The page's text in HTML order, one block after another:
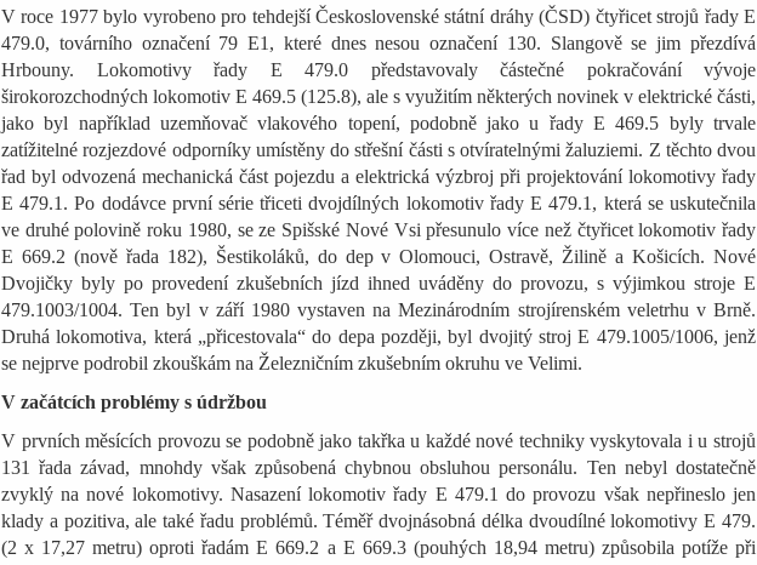
V roce 1977 bylo vyrobeno pro tehdejší Československé státní dráhy (ČSD) čtyřicet strojů řady E
479.0, továrního označení 79 E1, které dnes nesou označení 130. Slangově se jim přezdívá
Hrbouny. Lokomotivy řady E 479.0 představovaly částečné pokračování vývoje
širokorozchodných lokomotiv E 469.5 (125.8), ale s využitím některých novinek v elektrické části,
jako byl například uzemňovač vlakového topení, podobně jako u řady E 469.5 byly trvale
zatížitelné rozjezdové odporníky umístěny do střešní části s otvíratelnými žaluziemi. Z těchto dvou
řad byl odvozená mechanická část pojezdu a elektrická výzbroj při projektování lokomotivy řady
E 479.1. Po dodávce první série třiceti dvojdílných lokomotiv řady E 479.1, která se uskutečnila
ve druhé polovině roku 1980, se ze Spišské Nové Vsi přesunulo více než čtyřicet lokomotiv řady
E 669.2 (nově řada 182), Šestikoláků, do dep v Olomouci, Ostravě, Žilině a Košicích. Nové
Dvojičky byly po provedení zkušebních jízd ihned uváděny do provozu, s výjimkou stroje E
479.1003/1004. Ten byl v září 1980 vystaven na Mezinárodním strojírenském veletrhu v Brně.
Druhá lokomotiva, která „přicestovala“ do depa později, byl dvojitý stroj E 479.1005/1006, jenž
se nejprve podrobil zkouškám na Železničním zkušebním okruhu ve Velimi.
V začátcích problémy s údržbou
V prvních měsících provozu se podobně jako takřka u každé nové techniky vyskytovala i u strojů
131 řada závad, mnohdy však způsobená chybnou obsluhou personálu. Ten nebyl dostatečně
zvyklý na nové lokomotivy. Nasazení lokomotiv řady E 479.1 do provozu však nepřineslo jen
klady a pozitiva, ale také řadu problémů. Téměř dvojnásobná délka dvoudílné lokomotivy E 479.
(2 x 17,27 metru) oproti řadám E 669.2 a E 669.3 (pouhých 18,94 metru) způsobila potíže při